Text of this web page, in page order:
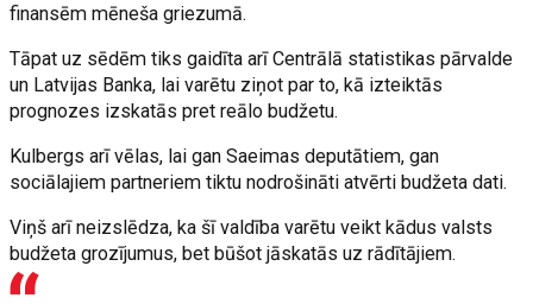
finansēm mēneša griezumā.
Tāpat uz sēdēm tiks gaidīta arī Centrālā statistikas pārvalde
un Latvijas Banka, lai varētu ziņot par to, kā izteiktās
prognozes izskatās pret reālo budžetu.
Kulbergs arī vēlas, lai gan Saeimas deputātiem, gan
sociālajiem partneriem tiktu nodrošināti atvērti budžeta dati.
Viņš arī neizslēdza, ka šī valdība varētu veikt kādus valsts
budžeta grozījumus, bet būšot jāskatās uz rādītājiem.